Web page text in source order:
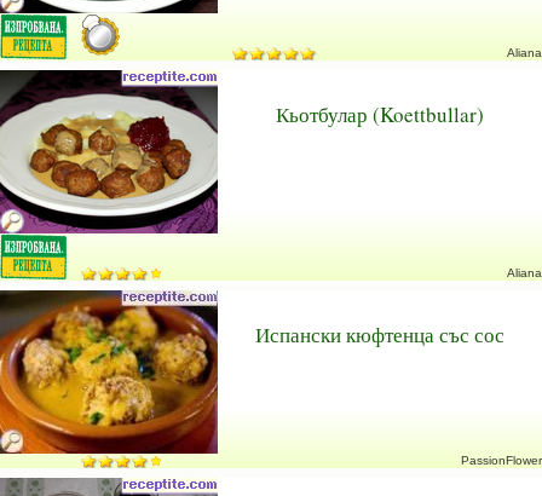
Aliana
Кьотбулар (Koettbullar)
Aliana
Испански кюфтенца със сос
PassionFlower